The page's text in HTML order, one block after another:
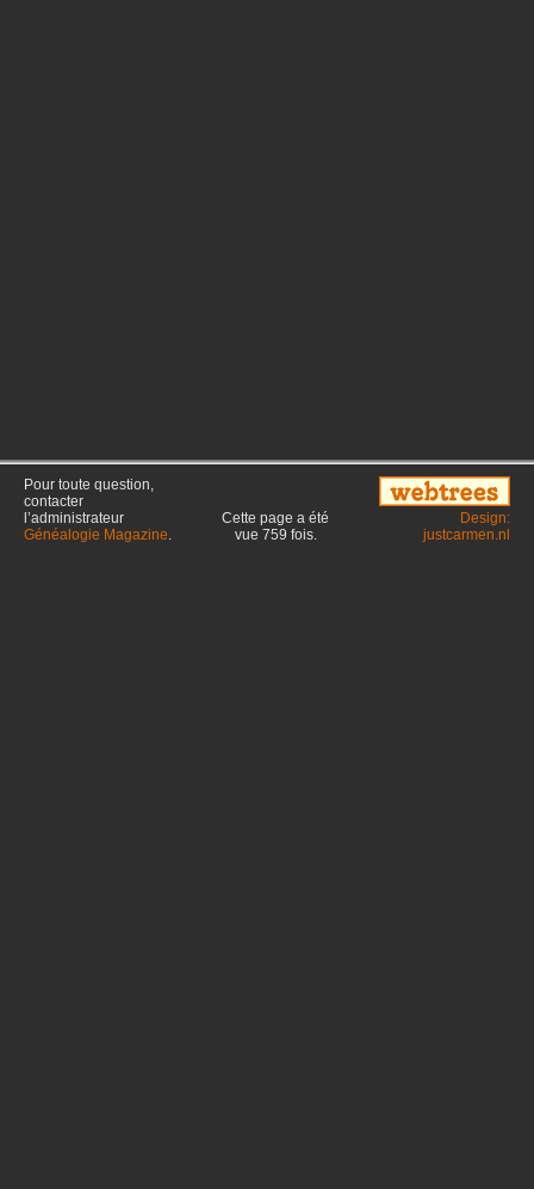
Pour toute question,
contacter
l’administrateur
Généalogie Magazine.
Cette page a été
vue 759 fois.
Design:
justcarmen.nl